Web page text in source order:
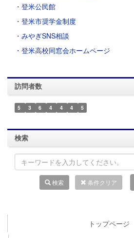
・ 登米公民館
・ 登米市奨学金制度
・ みやぎSNS相談
・登米高校同窓会ホームページ
訪問者数
5 3 6 4 4 4 5
検索
検索 条件クリア
トップページ